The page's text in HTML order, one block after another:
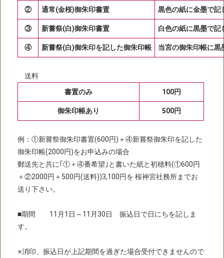
② 通常(金桜)御朱印書置 黒色の紙に金墨で記
③ 新嘗祭(白)御朱印書置 白色の紙に黒墨で記
④ 新嘗祭(白)御朱印を記した御朱印帳 当宮の御朱印帳に黒
送料
書置のみ
100円
御朱印帳あり 500円
例：①新嘗祭御朱印書置(600円)＋④新嘗祭御朱印を記した
御朱印帳(2000円)をお申込みの場合
郵送先と共に｢①＋④番希望｣と書いた紙と初穂料(①600円
＋②2000円＋500円(送料))3,100円を 桜神宮社務所までお
送り下さい。
■期間 11月1日～11月30日 振込日で日にちを記しま
す。
※消印、振込日が上記期間を過ぎた場合受付できませんので